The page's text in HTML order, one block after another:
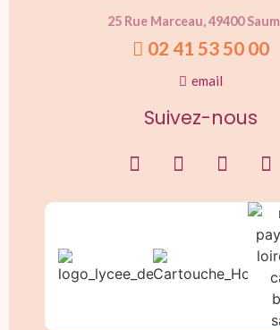
25 Rue Marceau, 49400
02 41 53 50 00
email
Suivez-nous